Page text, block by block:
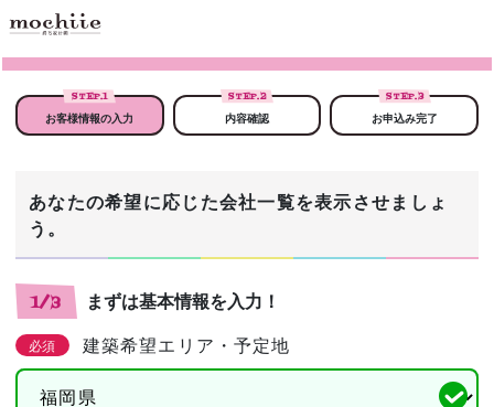
STEP.1
お客様情報の入力
STEP.2
内容確認
STEP.3
お申込み完了
あなたの希望に応じた会社一覧を表示させましょ
う。
1/3 まずは基本情報を入力！
必須 建築希望エリア・予定地